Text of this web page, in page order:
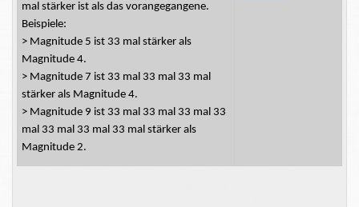
mal stärker ist als das vorangegangene.
Beispiele:
> Magnitude 5 ist 33 mal stärker als
Magnitude 4.
> Magnitude 7 ist 33 mal 33 mal 33 mal
stärker als Magnitude 4.
> Magnitude 9 ist 33 mal 33 mal 33 mal 33
mal 33 mal 33 mal 33 mal stärker als
Magnitude 2.